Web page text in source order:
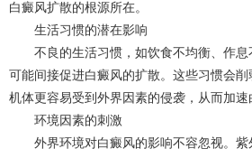
白癜风扩散的根源所在。
生活习惯的潜在影响
不良的生活习惯，如饮食不均衡、作息
可能间接促进白癜风的扩散。这些习惯会
机体更容易受到外界因素的侵袭，从而加速
环境因素的刺激
外界环境对白癜风的影响不容忽视。紫